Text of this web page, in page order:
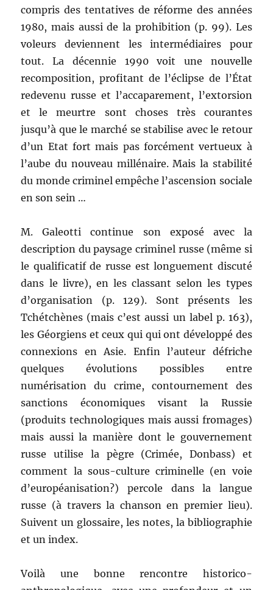
compris des tentatives de réforme des années
1980, mais aussi de la prohibition (p. 99). Les
voleurs deviennent les intermédiaires pour
tout. La décennie 1990 voit une nouvelle
recomposition, profitant de l’éclipse de l’État
redevenu russe et l’accaparement, l’extorsion
et le meurtre sont choses très courantes
jusqu’à que le marché se stabilise avec le retour
d’un Etat fort mais pas forcément vertueux à
l’aube du nouveau millénaire. Mais la stabilité
du monde criminel empêche l’ascension sociale
en son sein …
M. Galeotti continue son exposé avec la
description du paysage criminel russe (même si
le qualificatif de russe est longuement discuté
dans le livre), en les classant selon les types
d’organisation (p. 129). Sont présents les
Tchétchènes (mais c’est aussi un label p. 163),
les Géorgiens et ceux qui qui ont développé des
connexions en Asie. Enfin l’auteur défriche
quelques évolutions possibles entre
numérisation du crime, contournement des
sanctions économiques visant la Russie
(produits technologiques mais aussi fromages)
mais aussi la manière dont le gouvernement
russe utilise la pègre (Crimée, Donbass) et
comment la sous-culture criminelle (en voie
d’européanisation?) percole dans la langue
russe (à travers la chanson en premier lieu).
Suivent un glossaire, les notes, la bibliographie
et un index.
Voilà une bonne rencontre historico-